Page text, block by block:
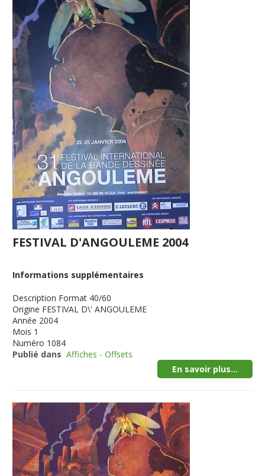
FESTIVAL D'ANGOULEME 2004
Informations supplémentaires
Description Format 40/60
Origine FESTIVAL D\' ANGOULEME
Année 2004
Mois 1
Numéro 1084
Publié dans Affiches - Offsets
En savoir plus...